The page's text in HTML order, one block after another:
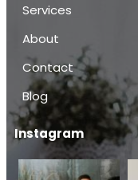
Services
About
Contact
Blog
Instagram